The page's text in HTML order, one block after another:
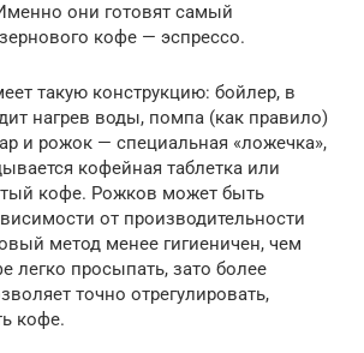
они готовят самый
кофе — эспрессо.
такую конструкцию: бойлер, в
нагрев воды, помпа (как правило)
и рожок — специальная «ложечка»,
кофейная таблетка или
кофе. Рожков может быть
от производительности
метод менее гигиеничен, чем
легко просыпать, зато более
точно отрегулировать,
кофе.